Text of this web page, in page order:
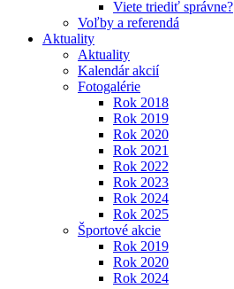
Viete triediť správne?
Voľby a referendá
Aktuality
Aktuality
Kalendár akcií
Fotogalérie
Rok 2018
Rok 2019
Rok 2020
Rok 2021
Rok 2022
Rok 2023
Rok 2024
Rok 2025
Športové akcie
Rok 2019
Rok 2020
Rok 2024